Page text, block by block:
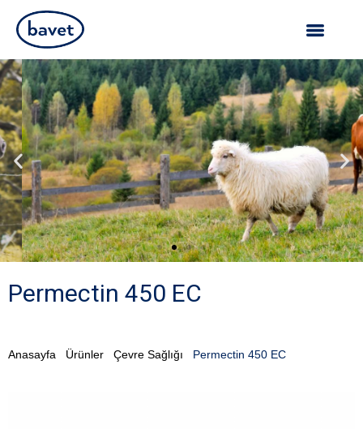
Permectin 450 EC
Anasayfa Ürünler Çevre Sağlığı Permectin 450 EC